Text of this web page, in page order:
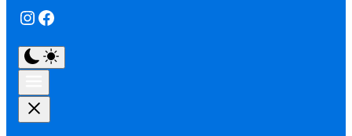
Instagram
Facebook